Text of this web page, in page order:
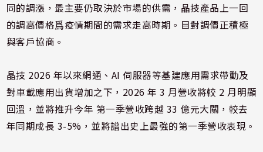
同的調漲，最主要仍取決於市場的供需，晶技產品上一回
的調高價格爲疫情期間的需求走高時期。目對調價正積極
與客戶協商。
晶技 2026 年以來網通、AI 伺服器等基建應用需求帶動及
對車載應用出貨增加之下，2026 年 3 月營收將較 2 月明顯
回溫，並將推升今年 第一季營收跨越 33 億元大關，較去
年同期成長 3-5%，並將譜出史上最強的第一季營收表現。